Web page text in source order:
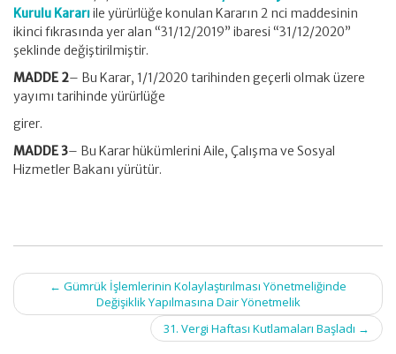
Kurulu Kararıile yürürlüğe konulan Kararın 2 nci maddesinin
ikinci fıkrasında yer alan “31/12/2019” ibaresi “31/12/2020”
şeklinde değiştirilmiştir.
MADDE 2– Bu Karar, 1/1/2020 tarihinden geçerli olmak üzere
yayımı tarihinde yürürlüğe
girer.
MADDE 3– Bu Karar hükümlerini Aile, Çalışma ve Sosyal
Hizmetler Bakanı yürütür.
Post
navigation
← Gümrük İşlemlerinin Kolaylaştırılması Yönetmeliğinde
Değişiklik Yapılmasına Dair Yönetmelik
31. Vergi Haftası Kutlamaları Başladı →